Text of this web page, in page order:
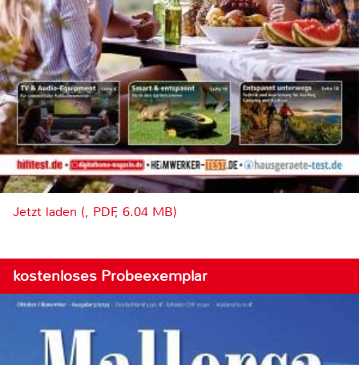
Jetzt laden (, PDF, 6.04 MB)
kostenloses Probeexemplar